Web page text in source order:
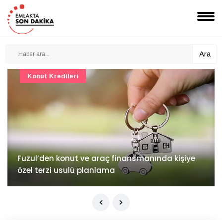
Ara
İv Kandilli'de yaşam yakında başlıyor
Konut Projeleri